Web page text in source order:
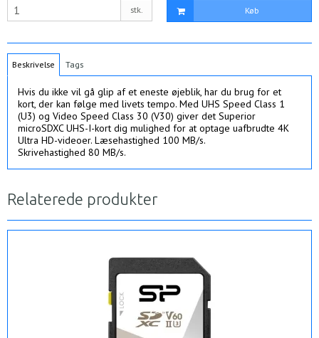
stk. Køb
Beskrivelse Tags
Hvis du ikke vil gå glip af et eneste øjeblik, har du brug for et
kort, der kan følge med livets tempo. Med UHS Speed Class 1
(U3) og Video Speed Class 30 (V30) giver det Superior
microSDXC UHS-I-kort dig mulighed for at optage uafbrudte 4K
Ultra HD-videoer. Læsehastighed 100 MB/s.
Skrivehastighed 80 MB/s.
Relaterede produkter